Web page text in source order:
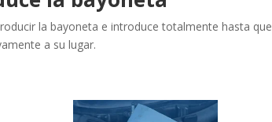
labayoneta e introduce totalmentehasta que
a su lugar.